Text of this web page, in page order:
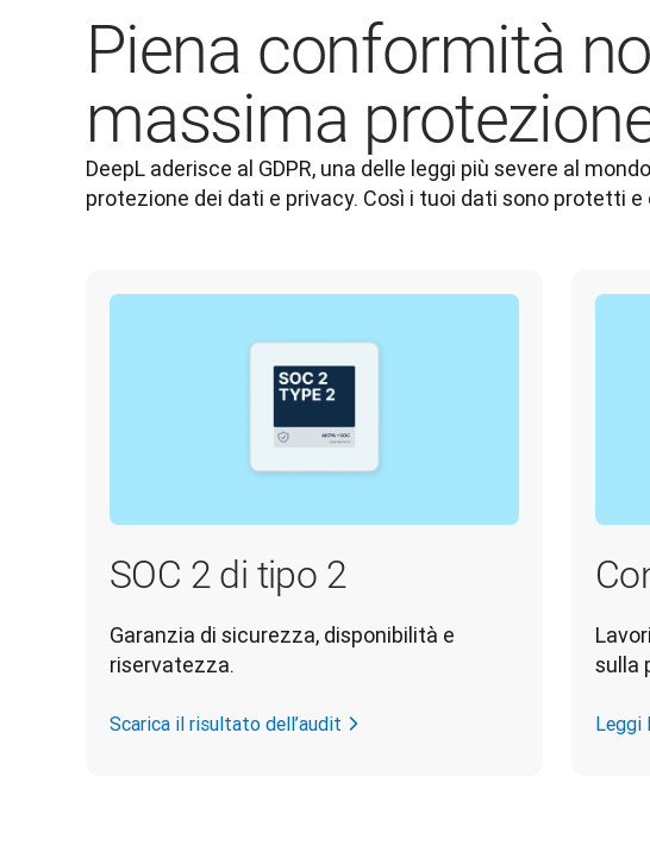
Piena conformità
massima
DeepL aderisce al GDPR, una delle leggi più severe al
protezione dei dati e privacy. Così i tuoi dati sono protetti
SOC 2 di tipo 2
Garanzia di sicurezza, disponibilità e
riservatezza.
Scarica il risultato dell’audit
sulla
Leggi